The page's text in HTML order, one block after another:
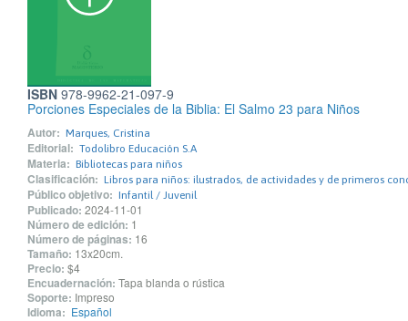
ISBN 978-9962-21-097-9
Porciones Especiales de la Biblia: El Salmo 23 para Niños
Autor: Marques, Cristina
Editorial: Todolibro Educación S.A
Materia: Bibliotecas para niños
Clasificación: Libros para niños: ilustrados, de actividades y de primeros
Público objetivo: Infantil / Juvenil
Publicado: 2024-11-01
Número de edición: 1
Número de páginas: 16
Tamaño: 13x20cm.
Precio: $4
Encuadernación: Tapa blanda o rústica
Soporte: Impreso
Idioma: Español